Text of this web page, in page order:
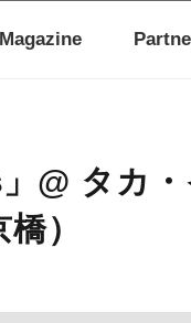
Magazine
@ タカ
）